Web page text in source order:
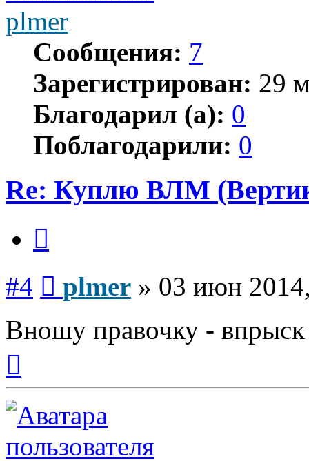
plmer
Сообщения: 7
Зарегистрирован: 29
Благодарил (а): 0
Поблагодарили: 0
Re: Куплю ВЛМ
#4 plmer » 03 июн
Вношу правочку -
началу